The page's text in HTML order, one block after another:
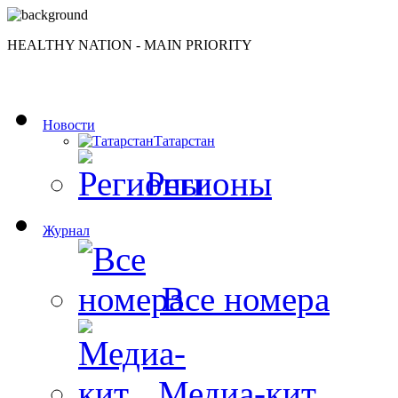
HEALTHY NATION - MAIN PRIORITY
Новости
Татарстан
Регионы
Журнал
Все номера